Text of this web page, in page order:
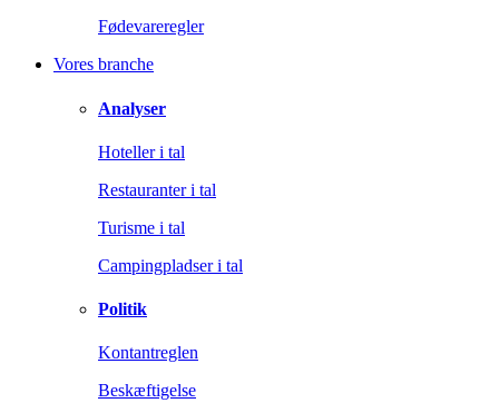
Fødevareregler
Vores branche
Analyser
Hoteller i tal
Restauranter i tal
Turisme i tal
Campingpladser i tal
Politik
Kontantreglen
Beskæftigelse